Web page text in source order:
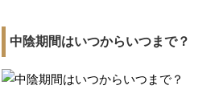
中陰期間はいつからいつまで？